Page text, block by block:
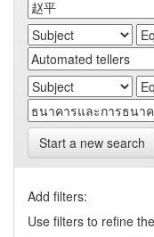
Start a new search
Add filters:
Use filters to refine